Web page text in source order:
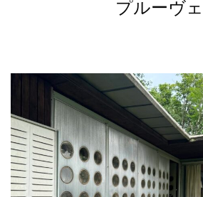
プルーヴェ